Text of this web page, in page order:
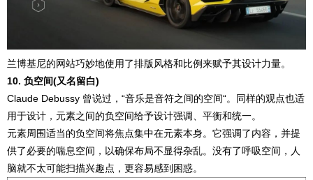
兰博基尼的网站巧妙地使用了排版风格和比例来赋予其设计力量。
10. 负空间(又名留白)
Claude Debussy 曾说过，“音乐是音符之间的空间“。同样的观点也适
用于设计，元素之间的负空间给予设计强调、平衡和统一。
元素周围适当的负空间将焦点集中在元素本身。它强调了内容，并提
供了必要的喘息空间，以确保布局不显得杂乱。没有了呼吸空间，人
脑就不太可能扫描兴趣点，更容易感到困惑。